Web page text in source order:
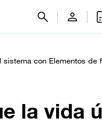
sistema con Elementos de
la vida